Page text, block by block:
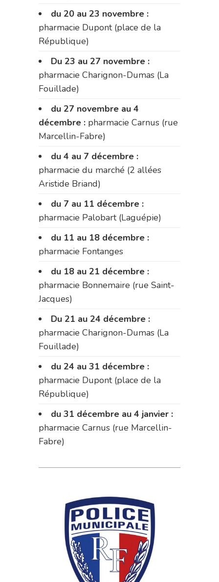
du 20 au 23 novembre :
pharmacie Dupont (place de la
République)
Du 23 au 27 novembre :
pharmacie Charignon-Dumas (La
Fouillade)
du 27 novembre au 4
décembre : pharmacie Carnus (rue
Marcellin-Fabre)
du 4 au 7 décembre :
pharmacie du marché (2 allées
Aristide Briand)
du 7 au 11 décembre :
pharmacie Palobart (Laguépie)
du 11 au 18 décembre :
pharmacie Fontanges
du 18 au 21 décembre :
pharmacie Bonnemaire (rue Saint-
Jacques)
Du 21 au 24 décembre :
pharmacie Charignon-Dumas (La
Fouillade)
du 24 au 31 décembre :
pharmacie Dupont (place de la
République)
du 31 décembre au 4 janvier :
pharmacie Carnus (rue Marcellin-
Fabre)